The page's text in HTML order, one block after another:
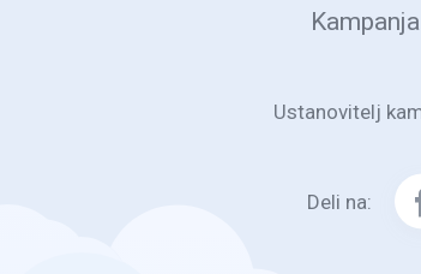
Ustanovitelj
Deli na: